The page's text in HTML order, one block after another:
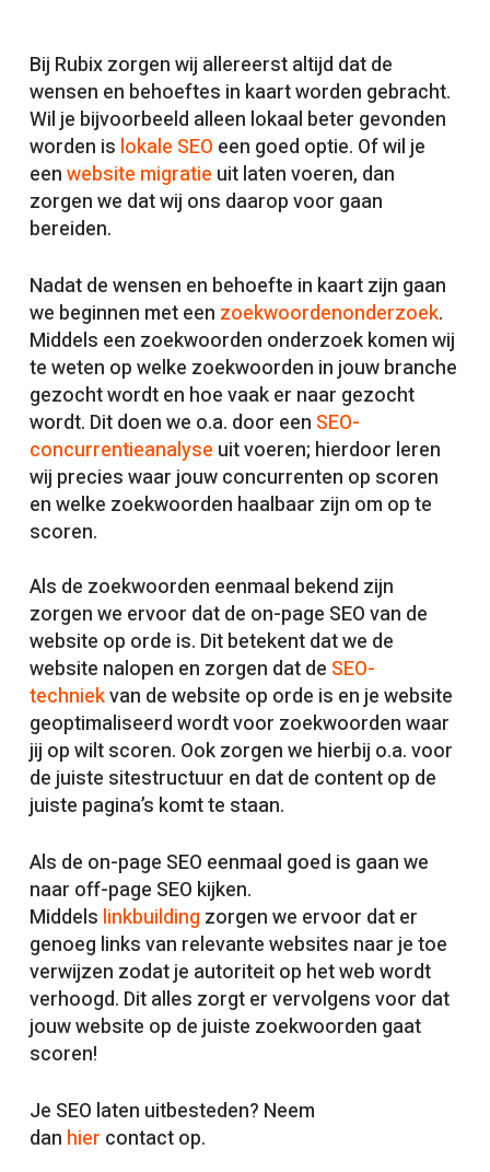
Bij Rubix zorgen wij allereerst altijd dat de
wensen en behoeftes in kaart worden gebracht.
Wil je bijvoorbeeld alleen lokaal beter gevonden
worden is lokale SEO een goed optie. Of wil je
eenwebsite migratie uit laten voeren, dan
zorgen we dat wij ons daarop voor gaan
bereiden.
Nadat de wensen en behoefte in kaart zijn gaan
we beginnen met een zoekwoordenonderzoek.
Middels een zoekwoorden onderzoek komen wij
te weten op welke zoekwoorden in jouw branche
gezocht wordt en hoe vaak er naar gezocht
wordt. Dit doen we o.a. door een SEO-
concurrentieanalyse uit voeren; hierdoor leren
wij precies waar jouw concurrenten op scoren
en welke zoekwoorden haalbaar zijn om op te
scoren.
Als de zoekwoorden eenmaal bekend zijn
zorgen we ervoor dat de on-page SEO van de
website op orde is. Dit betekent dat we de
website nalopen en zorgen dat de SEO-
techniekvan de website op orde is en je website
geoptimaliseerd wordt voor zoekwoorden waar
jij op wilt scoren. Ook zorgen we hierbij o.a. voor
de juiste sitestructuur en dat de content op de
juiste pagina’s komt te staan.
Als de on-page SEO eenmaal goed is gaan we
naar off-page SEO kijken.
Middels linkbuilding zorgen we ervoor dat er
genoeg links van relevante websites naar je toe
verwijzen zodat je autoriteit op het web wordt
verhoogd. Dit alles zorgt er vervolgens voor dat
jouw website op de juiste zoekwoorden gaat
scoren!
Je SEO laten uitbesteden? Neem
dan hier contact op.